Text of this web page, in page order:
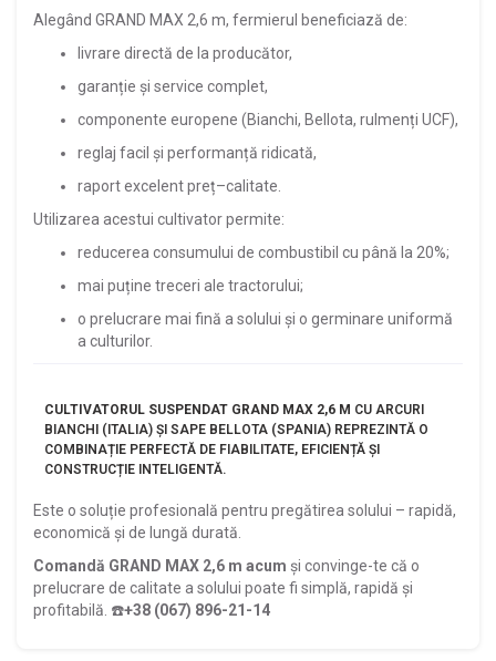
Alegând GRAND MAX 2,6 m, fermierul beneficiază de:
livrare directă de la producător,
garanție și service complet,
componente europene (Bianchi, Bellota, rulmenți UCF),
reglaj facil și performanță ridicată,
raport excelent preț–calitate.
Utilizarea acestui cultivator permite:
reducerea consumului de combustibil cu până la 20%;
mai puține treceri ale tractorului;
o prelucrare mai fină a solului și o germinare uniformă
a culturilor.
CULTIVATORUL SUSPENDAT GRAND MAX 2,6 M CU ARCURI
BIANCHI (ITALIA) ȘI SAPE BELLOTA (SPANIA) REPREZINTĂ O
COMBINAȚIE PERFECTĂ DE FIABILITATE, EFICIENȚĂ ȘI
CONSTRUCȚIE INTELIGENTĂ.
Este o soluție profesională pentru pregătirea solului – rapidă,
economică și de lungă durată.
Comandă GRAND MAX 2,6 m acum și convinge-te că o
prelucrare de calitate a solului poate fi simplă, rapidă și
profitabilă. ☎️+38 (067) 896-21-14